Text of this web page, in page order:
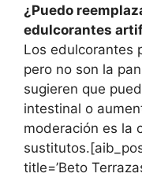
¿Puedo
edulcorantes
Los edulcorantes
pero no son la
sugieren que
intestinal o
moderación es la
title=’Beto